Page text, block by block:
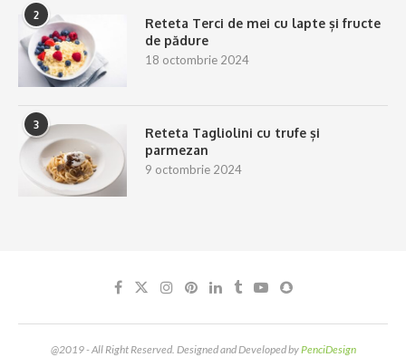
2
Reteta Terci de mei cu lapte și fructe
de pădure
18 octombrie 2024
3
Reteta Tagliolini cu trufe și
parmezan
9 octombrie 2024
@2019 - All Right Reserved. Designed and Developed by PenciDesign